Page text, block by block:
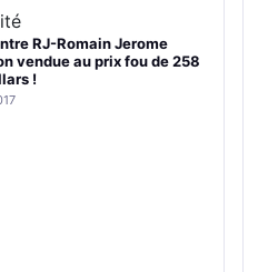
RJ-Romain Jerome
vendue au prix fou de 258
!